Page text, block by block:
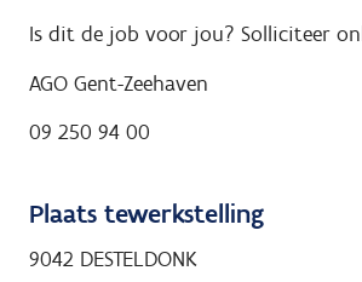
Is dit de job voor jou? Solliciteer
AGO Gent-Zeehaven
09 250 94 00
Plaats tewerkstelling
9042 DESTELDONK